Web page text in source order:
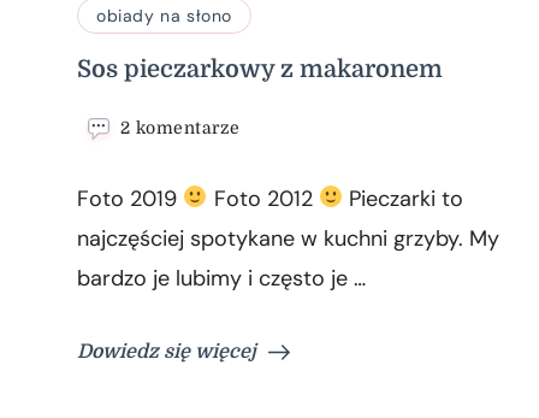
obiady na słono
Sos pieczarkowy z makaronem
2 komentarze
z
makaronem
Foto 2019 Foto 2012
Pieczarki to
najczęściej spotykane w kuchni grzyby. My
bardzo je lubimy i często je …
Dowiedz się więcej